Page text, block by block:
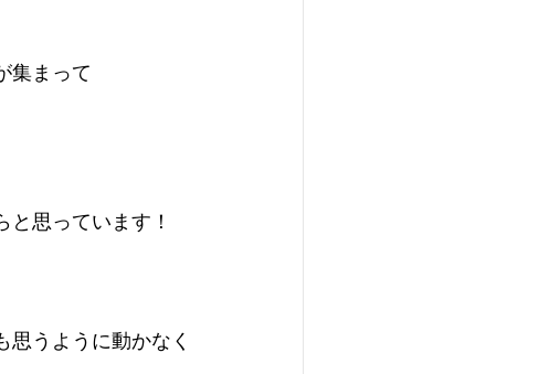
集まって
思っています！
うように動かなく